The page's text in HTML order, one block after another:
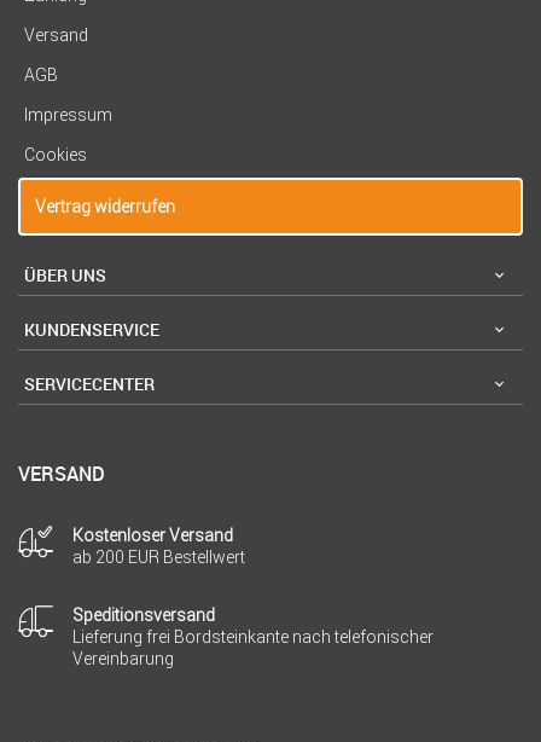
Versand
AGB
Impressum
Cookies
Vertrag widerrufen
ÜBER UNS
KUNDENSERVICE
SERVICECENTER
VERSAND
Kostenloser Versand
ab 200 EUR Bestellwert
Speditionsversand
Lieferung frei Bordsteinkante nach telefonischer
Vereinbarung